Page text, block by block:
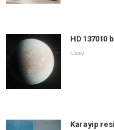
HD 137010
Uzay
Karayip